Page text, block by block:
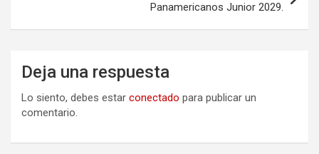
Panamericanos Junior 2029.
Deja una respuesta
Lo siento, debes estar conectado para publicar un
comentario.